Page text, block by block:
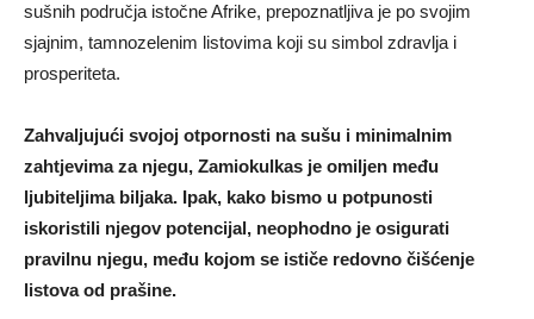
sušnih područja istočne Afrike, prepoznatljiva je po svojim
sjajnim, tamnozelenim listovima koji su simbol zdravlja i
prosperiteta.
Zahvaljujući svojoj otpornosti na sušu i minimalnim
zahtjevima za njegu, Zamiokulkas je omiljen među
ljubiteljima biljaka. Ipak, kako bismo u potpunosti
iskoristili njegov potencijal, neophodno je osigurati
pravilnu njegu, među kojom se ističe redovno čišćenje
listova od prašine.